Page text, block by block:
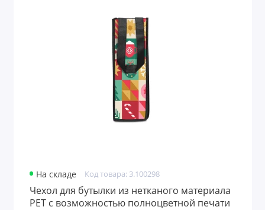
На складе Код товара: 3.100298
Чехол для бутылки из нетканого материала
PET с возможностью полноцветной печати